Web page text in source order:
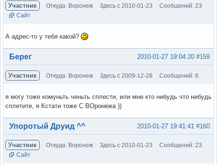
Участник Откуда: Воронеж Здесь с 2010-01-23
Сообщений: 23
Сайт
А адрес-то у тебя какой?
Вне форума #159
2010-01-27 19:04:20
Берег
Участник Откуда: Воронеж Здесь с 2009-12-28 Сообщений: 6
я могу тоже комуньть ченьть сплести, или мне кто нибудь что нибудь
сплетите, я Кстати тоже С ВОронежа ))
Вне форума #160
2010-01-27 19:41:41
Упоротый Друид ^^
Участник Откуда: Воронеж Здесь с 2010-01-23
Сообщений: 23
Сайт